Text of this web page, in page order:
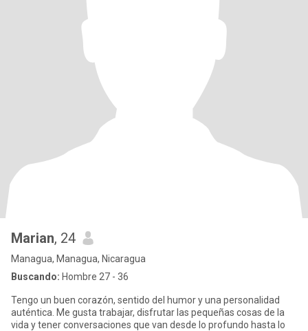
Marian, 24
Managua, Managua, Nicaragua
Buscando: Hombre 27 - 36
Tengo un buen corazón, sentido del humor y una personalidad
auténtica. Me gusta trabajar, disfrutar las pequeñas cosas de la
vida y tener conversaciones que van desde lo profundo hasta lo